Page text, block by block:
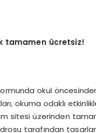
tamamen ücretsiz!
okul
okuma odaklı
sitesi üzerinden
tarafından